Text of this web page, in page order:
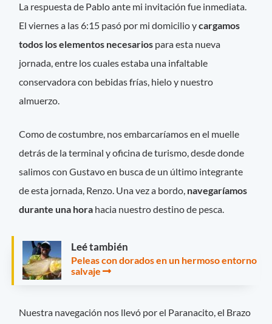
La respuesta de Pablo ante mi invitación fue inmediata.
El viernes a las 6:15 pasó por mi domicilio ycargamos
todos los elementos necesarios para esta nueva
jornada, entre los cuales estaba una infaltable
conservadora con bebidas frías, hielo y nuestro
almuerzo.
Como de costumbre, nos embarcaríamos en el muelle
detrás de la terminal y oficina de turismo, desde donde
salimos con Gustavo en busca de un último integrante
de esta jornada, Renzo. Una vez a bordo, navegaríamos
durante una hora hacia nuestro destino de pesca.
Leé también
Peleas con dorados en un hermoso entorno
salvaje
Nuestra navegación nos llevó por el Paranacito, el Brazo